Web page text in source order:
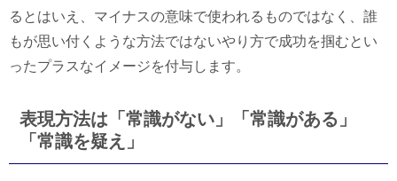
るとはいえ、マイナスの意味で使われるものではなく、誰
もが思い付くような方法ではないやり方で成功を掴むとい
ったプラスなイメージを付与します。
表現方法は「常識がない」「常識がある」
「常識を疑え」